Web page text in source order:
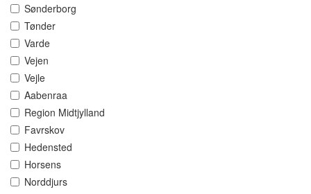
Sønderborg
Tønder
Varde
Vejen
Vejle
Aabenraa
Region Midtjylland
Favrskov
Hedensted
Horsens
Norddjurs